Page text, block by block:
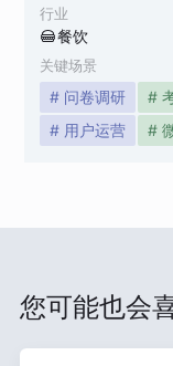
行业
餐饮
关键场景
# 问卷调研 #
# 用户运营
#
您可能也会